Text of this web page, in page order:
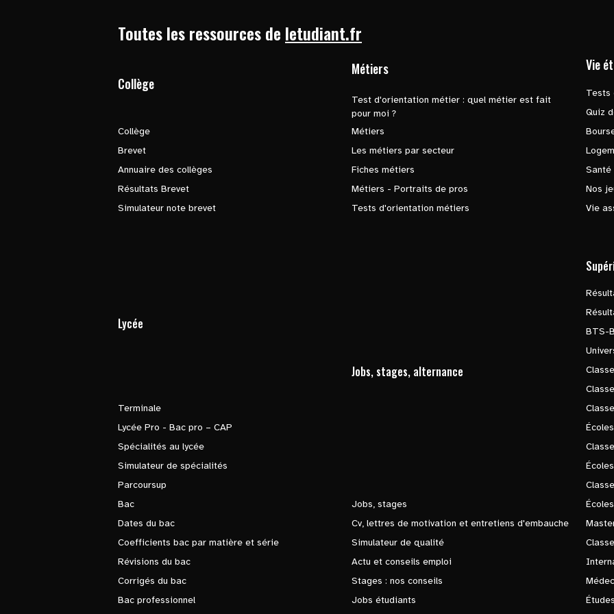
Toutes les ressources de letudiant.fr
Collège
Collège
Brevet
Annuaire des collèges
Résultats Brevet
Simulateur note brevet
Métiers
Test d'orientation métier : quel métier est fait
pour moi ?
Métiers
Les métiers par secteur
Fiches métiers
Métiers - Portraits de pros
Tests d'orientation métiers
Vie
Tests
Quiz
Santé
Nos
Vie
Lycée
Terminale
Lycée Pro - Bac pro – CAP
Spécialités au lycée
Simulateur de spécialités
Parcoursup
Bac
Dates du bac
Coefficients bac par matière et série
Révisions du bac
Corrigés du bac
Bac professionnel
Jobs, stages, alternance
Jobs, stages
Cv, lettres de motivation et entretiens d'embauche
Simulateur de qualité
Actu et conseils emploi
Stages : nos conseils
Jobs étudiants
BTS-